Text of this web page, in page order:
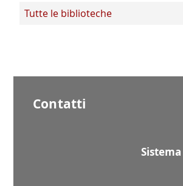
Tutte le biblioteche
Contatti